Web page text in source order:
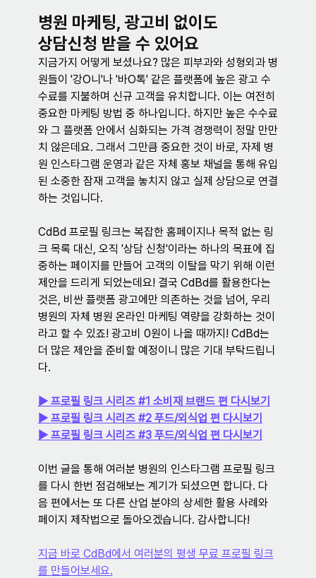
병원 마케팅, 광고비 없이도
상담신청 받을 수 있어요
지금가지 어떻게 보셨나요? 많은 피부과와 성형외과 병
원들이 '강O니'나 '바O톡' 같은 플랫폼에 높은 광고 수
수료를 지불하며 신규 고객을 유치합니다. 이는 여전히
중요한 마케팅 방법 중 하나입니다. 하지만 높은 수수료
와 그 플랫폼 안에서 심화되는 가격 경쟁력이 정말 만만
치 않은데요. 그래서 그만큼 중요한 것이 바로, 자제 병
원 인스타그램 운영과 같은 자체 홍보 채널을 통해 유입
된 소중한 잠재 고객을 놓치지 않고 실제 상담으로 연결
하는 것입니다.
CdBd 프로필 링크는 복잡한 홈페이지나 목적 없는 링
크 목록 대신, 오직 '상담 신청'이라는 하나의 목표에 집
중하는 페이지를 만들어 고객의 이탈을 막기 위해 이런
제안을 드리게 되었는데요! 결국 CdBd를 활용한다는
것은, 비싼 플랫폼 광고에만 의존하는 것을 넘어, 우리
병원의 자체 병원 온라인 마케팅 역량을 강화하는 것이
라고 할 수 있죠! 광고비 0원이 나올 때까지! CdBd는
더 많은 제안을 준비할 예정이니 많은 기대 부탁드립니
다.
▶︎ 프로필 링크 시리즈 #1 소비재 브랜드 편 다시보기
▶︎ 프로필 링크 시리즈 #2 푸드/외식업 편 다시보기
▶︎ 프로필 링크 시리즈 #3 푸드/외식업 편 다시보기
이번 글을 통해 여러분 병원의 인스타그램 프로필 링크
를 다시 한번 점검해보는 계기가 되셨으면 합니다. 다
음 편에서는 또 다른 산업 분야의 상세한 활용 사례와
페이지 제작법으로 돌아오겠습니다. 감사합니다!
지금 바로 CdBd에서 여러분의 평생 무료 프로필 링크
를 만들어보세요.